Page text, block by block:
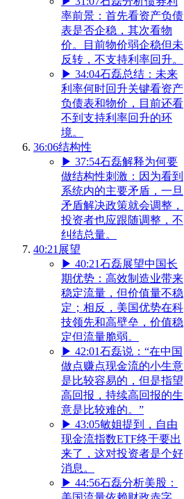
率前景：首先看资产负债
表是否企稳，其次看物
价。目前物价弱企稳但未
反转，不支持利率回升。
▶ 34:04石磊总结：未来
利率何时回升关键看资产
负债表和物价，目前还看
不到支持利率回升的环
境。
36:06结构性
▶ 37:54石磊解释为何要
做结构性刺激：因为看到
系统内的主要矛盾，一旦
矛盾解决政策就会调整，
投资者也应跟随调整，不
纠结总量。
40:21 展望
▶ 40:21石磊展望中国长
期优势：高效制造业带来
稳定流量，但价值量不稳
定；相反，美国优势在科
技领先和高壁垒，价值稳
定但流量脆弱。
▶ 42:01石磊说：“在中国
做点赚点现金流的小生意
是比较容易的，但是指望
高回报，持续高回报的生
意是比较难的。”
▶ 43:05敏姐提到，自由
现金流指数ETF终于要出
来了，这对投资者是个好
消息。
▶ 44:56石磊分析美股：